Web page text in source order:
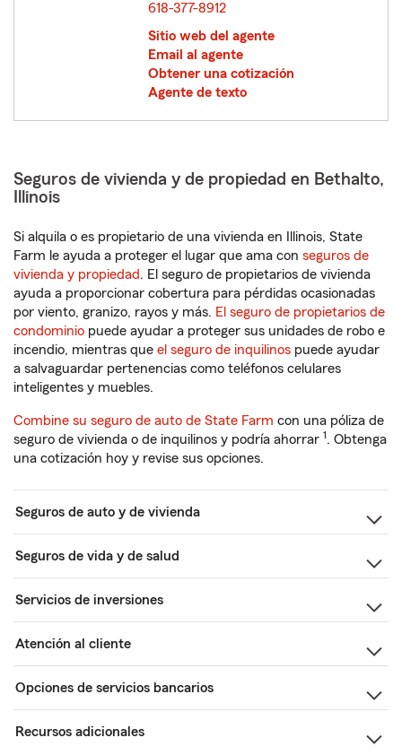
618-377-8912
Sitio web del agente
Email al agente
Obtener una cotización
Agente de texto
Seguros de vivienda y de propiedad en Bethalto,
Illinois
Si alquila o es propietario de una vivienda en Illinois, State
Farm le ayuda a proteger el lugar que ama con seguros de
vivienda y propiedad. El seguro de propietarios de vivienda
ayuda a proporcionar cobertura para pérdidas ocasionadas
por viento, granizo, rayos y más. El seguro de propietarios de
condominio puede ayudar a proteger sus unidades de robo e
incendio, mientras que el seguro de inquilinos puede ayudar
a salvaguardar pertenencias como teléfonos celulares
inteligentes y muebles.
Combine su seguro de auto de State Farm con una póliza de
seguro de vivienda o de inquilinos y podría ahorrar 1. Obtenga
una cotización hoy y revise sus opciones.
Seguros de auto y de vivienda
Seguros de vida y de salud
Servicios de inversiones
Atención al cliente
Opciones de servicios bancarios
Recursos adicionales